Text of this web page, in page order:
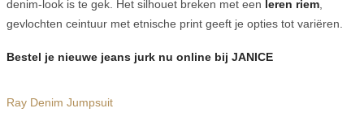
denim-look is te gek. Het silhouet breken met een leren riem
gevlochten ceintuur met etnische print geeft je opties tot variëren.
Bestel je nieuwe jeans jurk nu online bij JANICE
Ray Denim Jumpsuit